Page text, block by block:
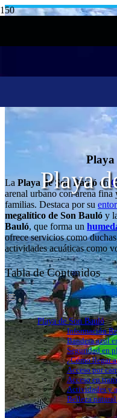
Playa
Playa
La Playa de Son Bauló en
arenal urbano con arena fina
familias. Destaca por su
megalítico de Son Bauló y
Bauló, que forma un
ofrece servicios como
actividades acuáticas como
Tabla de Contenidos
Playa de Son Bauló
Información
Bandera azul
Seguridad en
¿Cómo llegar
Acceso por
Acceso en
Actividades y
Belleza